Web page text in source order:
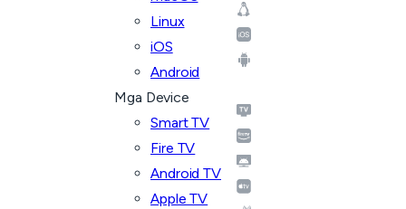
Linux
iOS
Android
Mga Device
Smart TV
Fire TV
Android TV
Apple TV